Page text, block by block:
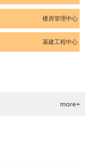
楼房管理中心
基建工程中心
more+